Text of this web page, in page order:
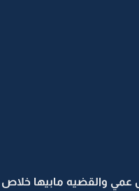
عمي والقضيه مابيها خلاص